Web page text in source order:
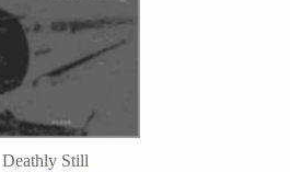
Deathly Still